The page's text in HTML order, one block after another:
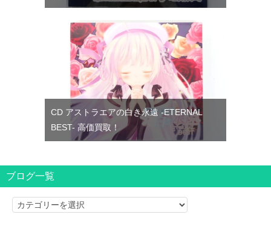
CD アストラエアの白き永遠 -ETERNAL
BEST- 高価買取！
ブログ一覧
ブ